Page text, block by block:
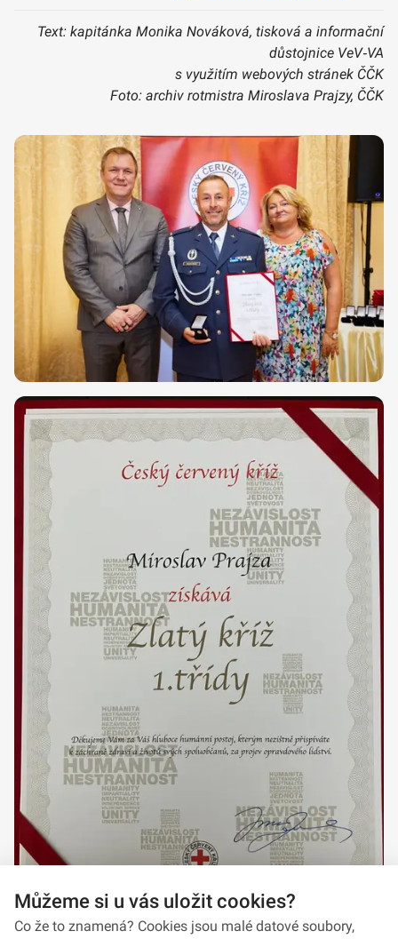
Text: kapitánka Monika Nováková, tisková a informační
důstojnice VeV‑VA
s využitím webových stránek ČČK
Foto: archiv rotmistra Miroslava Prajzy, ČČK
Můžeme si u vás uložit cookies?
Co že to znamená? Cookies jsou malé datové soubory,